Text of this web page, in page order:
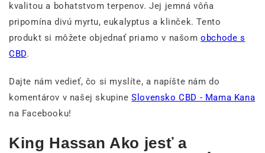
kvalitou a bohatstvom terpenov. Jej jemná vôňa
pripomína divú myrtu, eukalyptus a klinček. Tento
produkt si môžete objednať priamo v našomobchode s
CBD.
Dajte nám vedieť, čo si myslíte, a napíšte nám do
komentárov v našej skupineSlovensko CBD - Mama Kana
na Facebooku!
King Hassan Ako jesť a